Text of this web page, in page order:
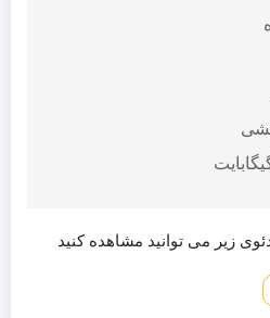
کشی
زیر می توانید مشاهده کنید